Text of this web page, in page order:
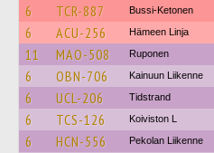
6 TCR-887 Bussi-Ketonen
6 ACU-256 Hämeen Linja
11 MAO-508 Ruponen
6 OBN-706 Kainuun Liikenne
6 UCL-206 Tidstrand
6 TCS-126 Koiviston L
6 HCN-556 Pekolan Liikenne